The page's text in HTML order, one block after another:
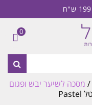
/ מסכה לשיער יבש ופגום
0